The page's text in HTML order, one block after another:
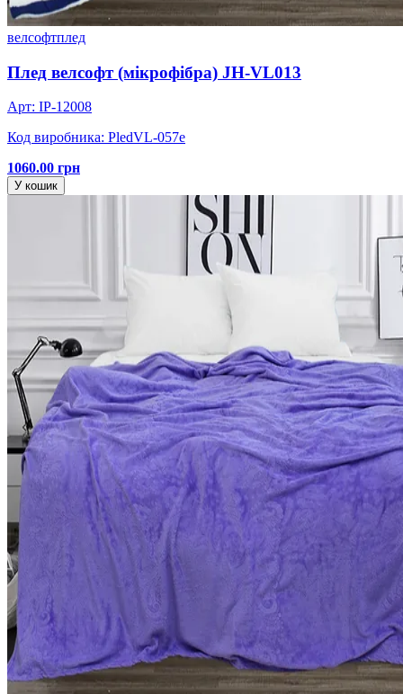
велсофтплед
Плед велсофт (мікрофібра) JH-VL013
Арт: IP-12008
Код виробника: PledVL-057e
1060.00 грн
У кошик